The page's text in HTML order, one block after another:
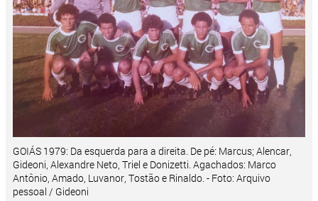
GOIÁS 1979: Da esquerda para a direita. De pé: Marcus; Alencar,
Gideoni, Alexandre Neto, Triel e Donizetti. Agachados: Marco
Antônio, Amado, Luvanor, Tostão e Rinaldo. - Foto: Arquivo
pessoal / Gideoni